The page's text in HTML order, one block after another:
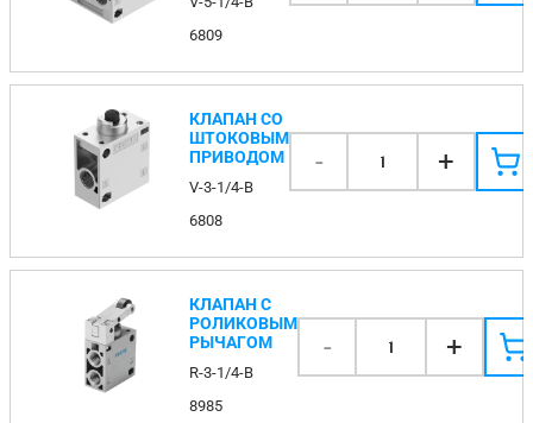
6809
КЛАПАН СО
ШТОКОВЫМ
ПРИВОДОМ
V-3-1/4-B
6808
- 1 +
КЛАПАН С
РОЛИКОВЫМ
РЫЧАГОМ
R-3-1/4-B
8985
- 1 +